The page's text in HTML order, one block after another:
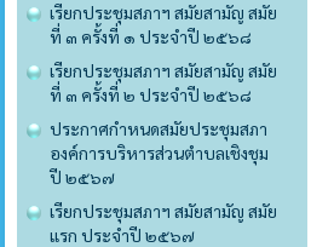
เรียกประชุมสภาฯ สมัยสามัญ สมัย
ที่ ๓ ครั้งที่ ๑ ประจำปี ๒๕๖๘
เรียกประชุมสภาฯ สมัยสามัญ สมัย
ที่ ๓ ครั้งที่ ๒ ประจำปี ๒๕๖๘
ประกาศกำหนดสมัยประชุมสภา
องค์การบริหารส่วนตำบลเชิงชุม
ปี ๒๕๖๗
เรียกประชุมสภาฯ สมัยสามัญ สมัย
แรก ประจำปี ๒๕๖๗